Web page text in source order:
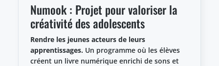
Numook : Projet pour valoriser la
créativité des adolescents
Rendre les jeunes acteurs de leurs
apprentissages. Un programme où les élèves
créent un livre numérique enrichi de sons et